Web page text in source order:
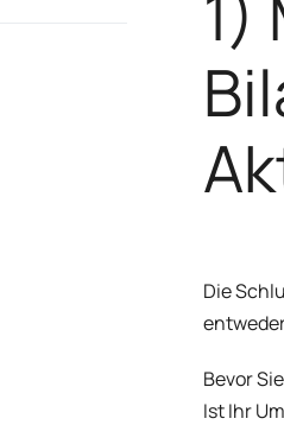
Die
Bevor
Ist Ihr